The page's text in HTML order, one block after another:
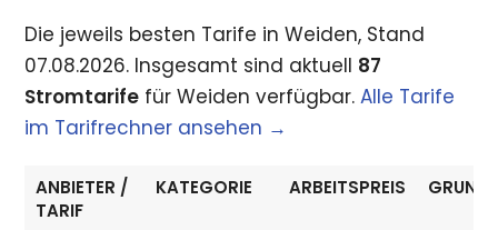
Die jeweils besten Tarife in Weiden, Stand
07.08.2026. Insgesamt sind aktuell 87
Stromtarife für Weiden verfügbar.Alle Tarife
im Tarifrechner ansehen →
ANBIETER /
TARIF
KATEGORIE ARBEITSPREIS